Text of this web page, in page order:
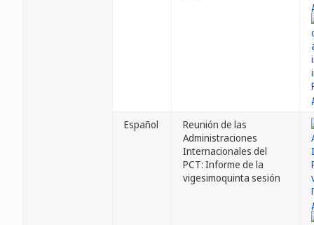
Español
Reunión de las
Administraciones
Internacionales del
PCT: Informe de la
vigesimoquinta sesión